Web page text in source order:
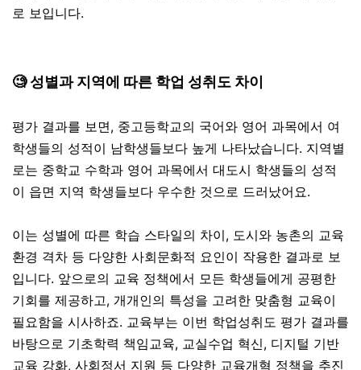
로 보입니다.
🧐 성별과 지역에 따른 학업 성취도 차이
평가 결과를 보면, 중고등학교의 국어와 영어 과목에서 여
학생들의 성적이 남학생들보다 높게 나타났습니다. 지역별
로는 중학교 수학과 영어 과목에서 대도시 학생들의 성적
이 읍면 지역 학생들보다 우수한 것으로 드러났어요.
이는 성별에 따른 학습 스타일의 차이, 도시와 농촌의 교육
환경 격차 등 다양한 사회문화적 요인이 작용한 결과로 보
입니다. 앞으로의 교육 정책에서 모든 학생들에게 공평한
기회를 제공하고, 개개인의 특성을 고려한 맞춤형 교육이
필요함을 시사하죠. 교육부는 이번 학업성취도 평가 결과를
바탕으로 기초학력 책임교육, 교실수업 혁신, 디지털 기반
교육 강화, 사회정서 지원 등 다양한 교육개혁 정책을 추진